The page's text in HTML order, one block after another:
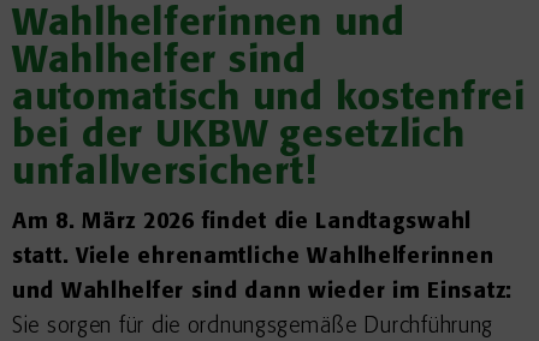
Wahlhelferinnen und
Wahlhelfer sind
automatisch und kostenfrei
bei der UKBW gesetzlich
unfallversichert!
Am 8. März 2026 findet die Landtagswahl
statt. Viele ehrenamtliche Wahlhelferinnen
und Wahlhelfer sind dann wieder im Einsatz:
Sie sorgen für die ordnungsgemäße Durchführung